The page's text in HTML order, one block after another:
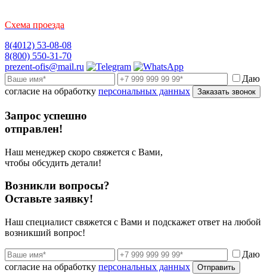
Схема проезда
8(4012) 53-08-08
8(800) 550-31-70
prezent-ofis@mail.ru
Даю
согласие на обработку персональных данных Заказать звонок
Запрос успешно
отправлен!
Наш менеджер скоро свяжется с Вами,
чтобы обсудить детали!
Возникли вопросы?
Оставьте заявку!
Наш специалист свяжется с Вами и подскажет ответ на любой
возникший вопрос!
Даю
согласие на обработку персональных данных Отправить